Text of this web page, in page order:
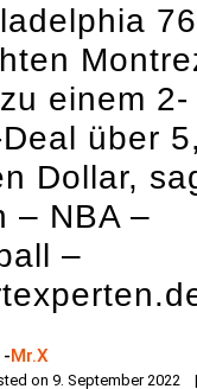
einem 2-
über
Dollar,
– NBA –
–
-Mr.X
on9. September 2022